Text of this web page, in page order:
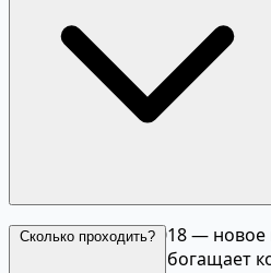
Нет, God of War 2018 — новое
прошлых частей обогащает
Сколько проходить?